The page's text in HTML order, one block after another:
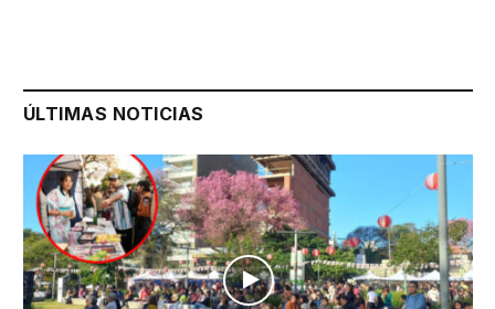
ÚLTIMAS NOTICIAS